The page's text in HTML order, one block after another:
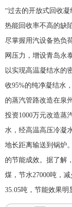
“过去的开放式回收
热能回收率不高的缺
尽掌握用汽设备热负
网压力，增设青岛永
以实现高温凝结水的
收95%的纯净凝结水
的蒸汽管路改造在泉
投资1000万元改造蒸
水，经高温高压冷凝
地长距离输送到锅炉
的节能成效。据了解
煤，节水27000吨，
35.05吨，节能效果明